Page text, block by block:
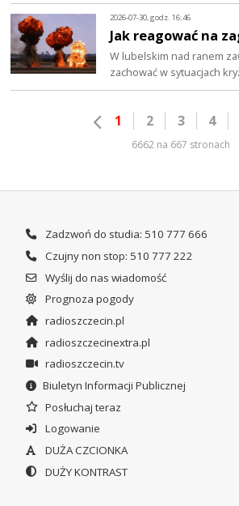
2026-07-30, godz. 16:46
Jak reagować na
W lubelskim nad ranem
zachować w sytuacjach
1 2 3 4
6662 na 667 stronach
Zadzwoń do studia: 510 777 666
Czujny non stop: 510 777 222
Wyślij do nas wiadomość
Prognoza pogody
radioszczecin.pl
radioszczecinextra.pl
radioszczecin.tv
Biuletyn Informacji Publicznej
Posłuchaj teraz
Logowanie
DUŻA CZCIONKA
DUŻY KONTRAST